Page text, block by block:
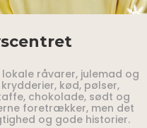
råvarer, julemad og
kød, pølser,
chokolade, sødt og
foretrækker, men det
og gode historier.